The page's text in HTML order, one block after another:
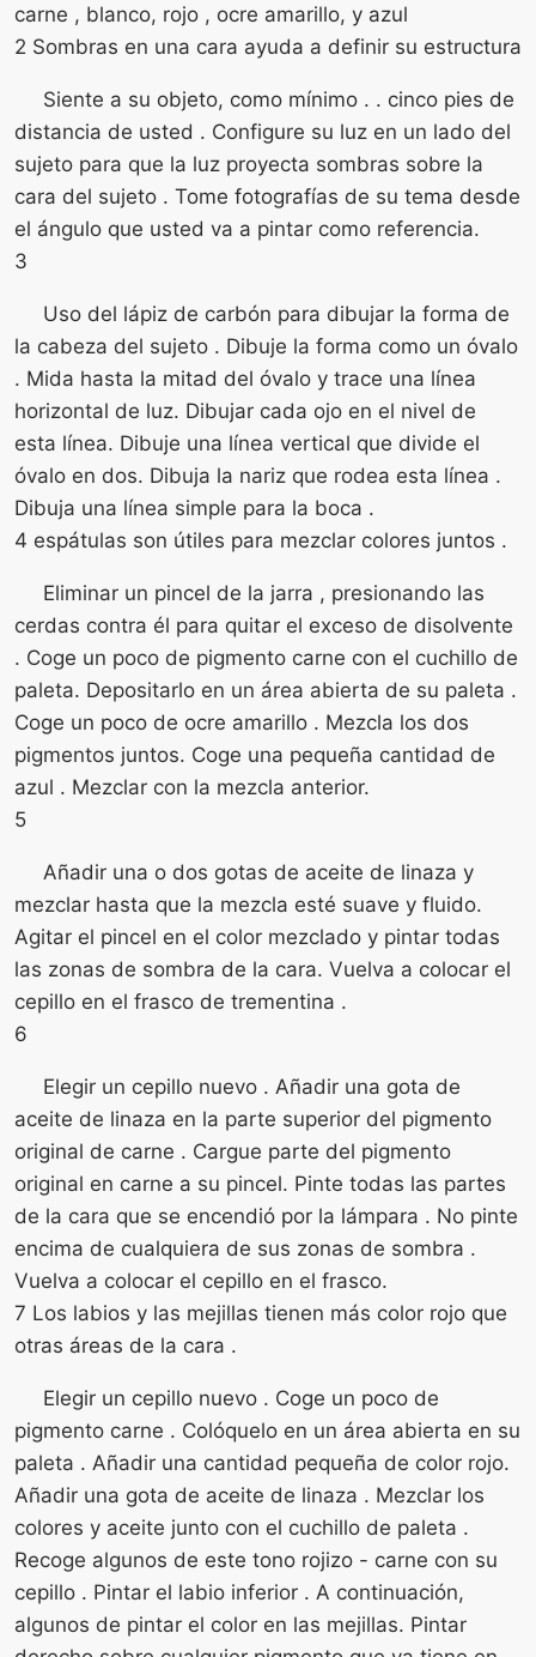
carne , blanco, rojo , ocre amarillo, y azul
2 Sombras en una cara ayuda a definir su estructura
Siente a su objeto, como mínimo . . cinco pies de
distancia de usted . Configure su luz en un lado del
sujeto para que la luz proyecta sombras sobre la
cara del sujeto . Tome fotografías de su tema desde
el ángulo que usted va a pintar como referencia.
3
Uso del lápiz de carbón para dibujar la forma de
la cabeza del sujeto . Dibuje la forma como un óvalo
. Mida hasta la mitad del óvalo y trace una línea
horizontal de luz. Dibujar cada ojo en el nivel de
esta línea. Dibuje una línea vertical que divide el
óvalo en dos. Dibuja la nariz que rodea esta línea .
Dibuja una línea simple para la boca .
4 espátulas son útiles para mezclar colores juntos .
Eliminar un pincel de la jarra , presionando las
cerdas contra él para quitar el exceso de disolvente
. Coge un poco de pigmento carne con el cuchillo de
paleta. Depositarlo en un área abierta de su paleta .
Coge un poco de ocre amarillo . Mezcla los dos
pigmentos juntos. Coge una pequeña cantidad de
azul . Mezclar con la mezcla anterior.
5
Añadir una o dos gotas de aceite de linaza y
mezclar hasta que la mezcla esté suave y fluido.
Agitar el pincel en el color mezclado y pintar todas
las zonas de sombra de la cara. Vuelva a colocar el
cepillo en el frasco de trementina .
6
Elegir un cepillo nuevo . Añadir una gota de
aceite de linaza en la parte superior del pigmento
original de carne . Cargue parte del pigmento
original en carne a su pincel. Pinte todas las partes
de la cara que se encendió por la lámpara . No pinte
encima de cualquiera de sus zonas de sombra .
Vuelva a colocar el cepillo en el frasco.
7 Los labios y las mejillas tienen más color rojo que
otras áreas de la cara .
Elegir un cepillo nuevo . Coge un poco de
pigmento carne . Colóquelo en un área abierta en su
paleta . Añadir una cantidad pequeña de color rojo.
Añadir una gota de aceite de linaza . Mezclar los
colores y aceite junto con el cuchillo de paleta .
Recoge algunos de este tono rojizo - carne con su
cepillo . Pintar el labio inferior . A continuación,
algunos de pintar el color en las mejillas. Pintar